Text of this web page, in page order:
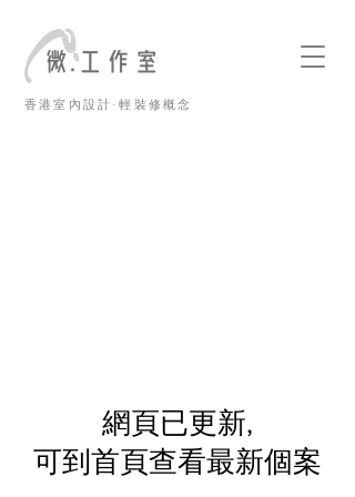
香港室內設計·輕裝修概念
​網頁已更新,
可到首頁查看最新個案